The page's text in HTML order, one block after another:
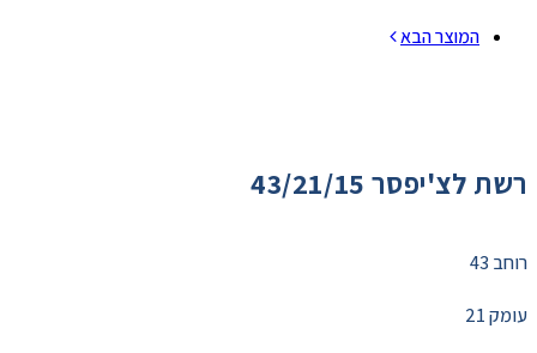
המוצר הבא
רשת לצ'יפסר 43/21/15
רוחב 43
עומק 21